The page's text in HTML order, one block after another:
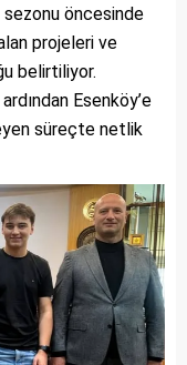
öncesinde
projeleri ve
belirtiliyor.
Esenköy’e
süreçte netlik